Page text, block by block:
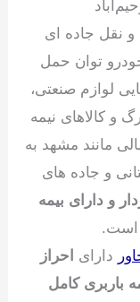
و نقل جاده ای
توان حمل
لوازم صنعتی،
و کالاهای نیمه
مانند مشهد به
و جاده های
و دارای بیمه
است.
دارای
احراز
باربری کامل